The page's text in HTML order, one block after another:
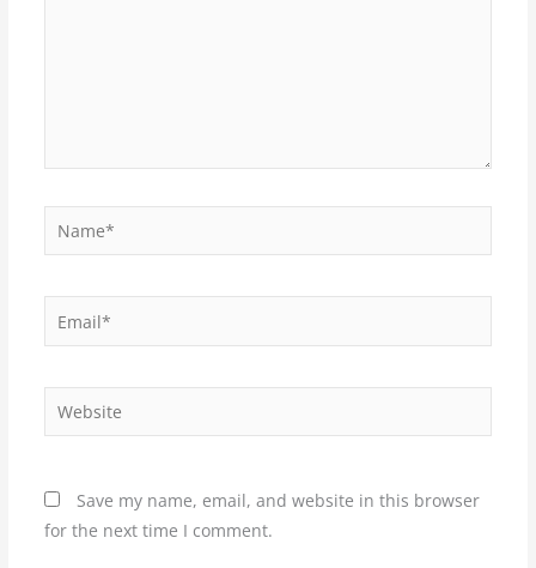
Name*
Email*
Website
Save my name, email, and website in this browser
for the next time I comment.